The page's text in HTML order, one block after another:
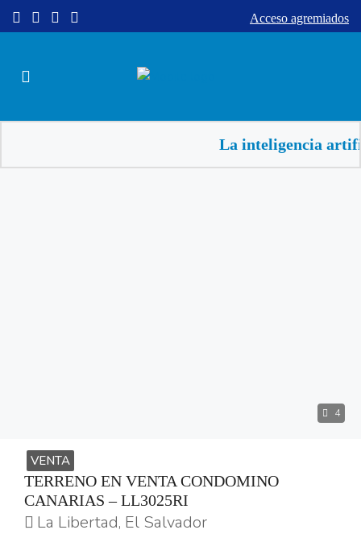
Acceso agremiados
La inteligencia artificial
4
VENTA
TERRENO EN VENTA CONDOMINO
CANARIAS – LL3025RI
La Libertad, El Salvador